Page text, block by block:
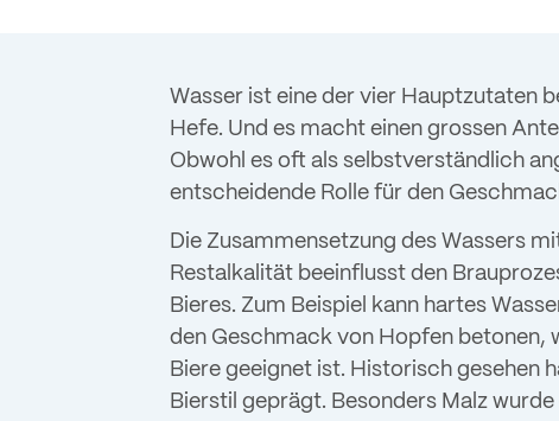
Wasser ist eine der vier Hauptzutaten
Hefe. Und es macht einen grossen
Obwohl es oft als selbstverständlich
entscheidende Rolle für den
Die Zusammensetzung des Wassers
Restalkalität beeinflusst den
Bieres. Zum Beispiel kann hartes
den Geschmack von Hopfen betonen,
Biere geeignet ist. Historisch gesehen
Bierstil geprägt. Besonders Malz